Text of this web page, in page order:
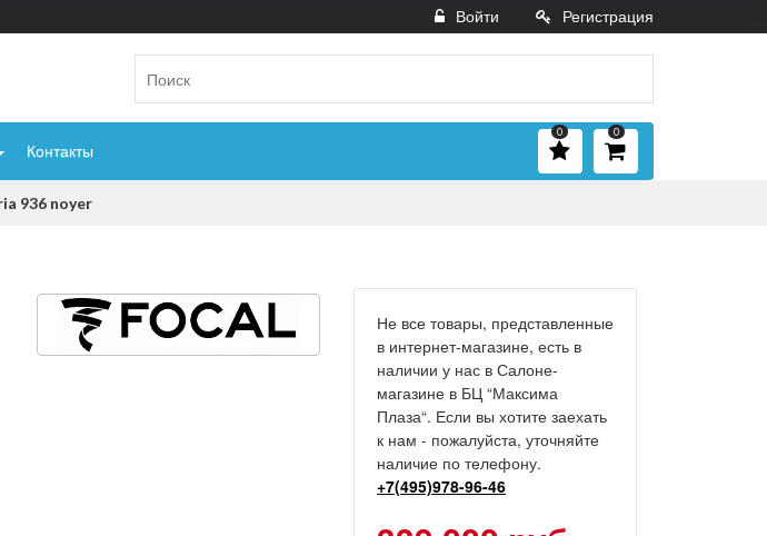
Войти Регистрация
Контакты
0
0
936 noyer
Не все товары, представленные
в интернет-магазине, есть в
наличии у нас в Салоне-
магазине в БЦ “Максима
Плаза“. Если вы хотите заехать
к нам - пожалуйста, уточняйте
наличие по телефону.
+7(495)978-96-46